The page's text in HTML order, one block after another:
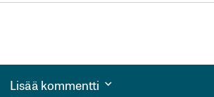
Lisää kommentti